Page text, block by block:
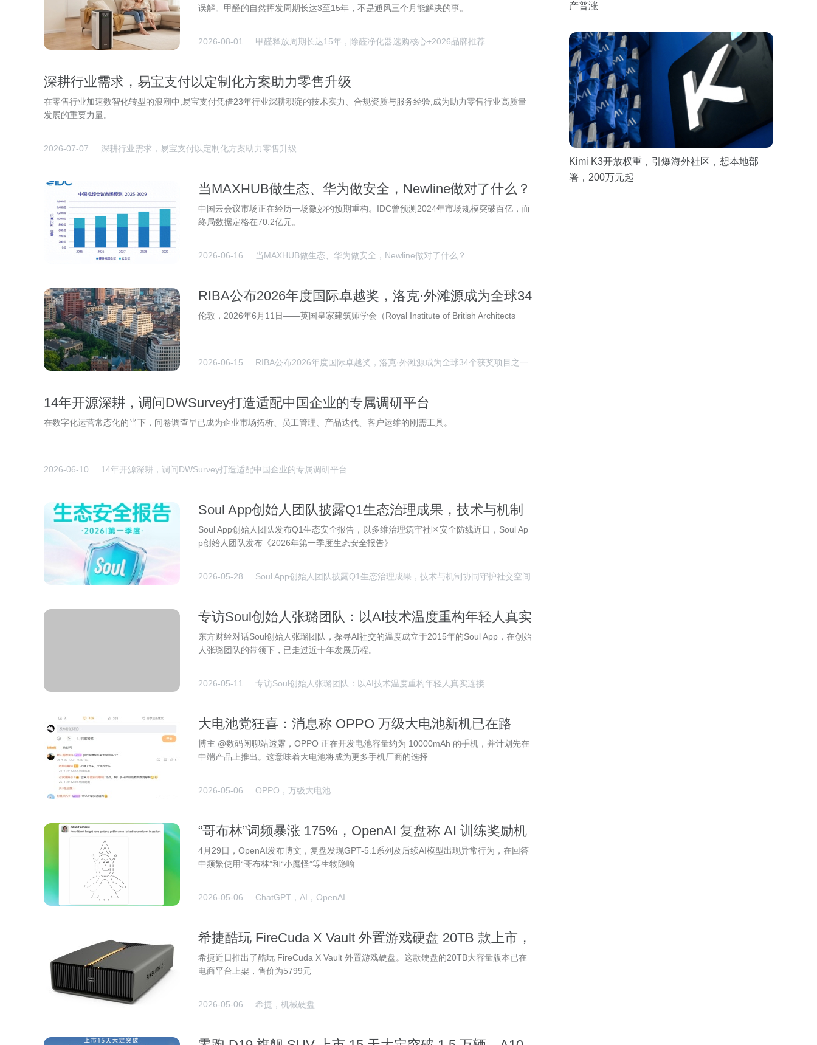
误解。甲醛的自然挥发周期长达3至15年，不是通风三个月能解决的事。
2026-08-01 甲醛释放周期长达15年，除醛净化器选购核心+2026品牌推荐
深耕行业需求，易宝支付以定制化方案助力零售升级
在零售行业加速数智化转型的浪潮中,易宝支付凭借23年行业深耕积淀的技术实力、合规资质与服务经验,成为助力零售行业高质量
发展的重要力量。
2026-07-07 深耕行业需求，易宝支付以定制化方案助力零售升级
当MAXHUB做生态、华为做安全，Newline做对了什么？
中国云会议市场正在经历一场微妙的预期重构。IDC曾预测2024年市场规模突破百亿，而
终局数据定格在70.2亿元。
2026-06-16 当MAXHUB做生态、华为做安全，Newline做对了什么？
RIBA公布2026年度国际卓越奖，洛克·外滩源成为全球34
个获奖项目之一
伦敦，2026年6月11日——英国皇家建筑师学会（Royal Institute of British Architects
2026-06-15 RIBA公布2026年度国际卓越奖，洛克·外滩源成为全球34个获奖项目之一
14年开源深耕，调问DWSurvey打造适配中国企业的专属调研平台
在数字化运营常态化的当下，问卷调查早已成为企业市场拓析、员工管理、产品迭代、客户运维的刚需工具。
2026-06-10 14年开源深耕，调问DWSurvey打造适配中国企业的专属调研平台
Soul App创始人团队披露Q1生态治理成果，技术与机制
协同守护社交空间
Soul App创始人团队发布Q1生态安全报告，以多维治理筑牢社区安全防线近日，Soul Ap
p创始人团队发布《2026年第一季度生态安全报告》
2026-05-28 Soul App创始人团队披露Q1生态治理成果，技术与机制协同守护社交空间
专访Soul创始人张璐团队：以AI技术温度重构年轻人真实
连接
东方财经对话Soul创始人张璐团队，探寻AI社交的温度成立于2015年的Soul App，在创始
人张璐团队的带领下，已走过近十年发展历程。
2026-05-11 专访Soul创始人张璐团队：以AI技术温度重构年轻人真实连接
大电池党狂喜：消息称 OPPO 万级大电池新机已在路
上，将率先在中端产品落地
博主 @数码闲聊站透露，OPPO 正在开发电池容量约为 10000mAh 的手机，并计划先在
中端产品上推出。这意味着大电池将成为更多手机厂商的选择
2026-05-06 OPPO，万级大电池
“哥布林”词频暴涨 175%，OpenAI 复盘称 AI 训练奖励机
制意外“跑偏”
4月29日，OpenAI发布博文，复盘发现GPT-5.1系列及后续AI模型出现异常行为，在回答
中频繁使用“哥布林”和“小魔怪”等生物隐喻
2026-05-06 ChatGPT，AI，OpenAI
希捷酷玩 FireCuda X Vault 外置游戏硬盘 20TB 款上市，
5799 元
希捷近日推出了酷玩 FireCuda X Vault 外置游戏硬盘。这款硬盘的20TB大容量版本已在
电商平台上架，售价为5799元
2026-05-06 希捷，机械硬盘
产普涨
Kimi K3开放权重，引爆海外社区，想本地部
署，200万元起